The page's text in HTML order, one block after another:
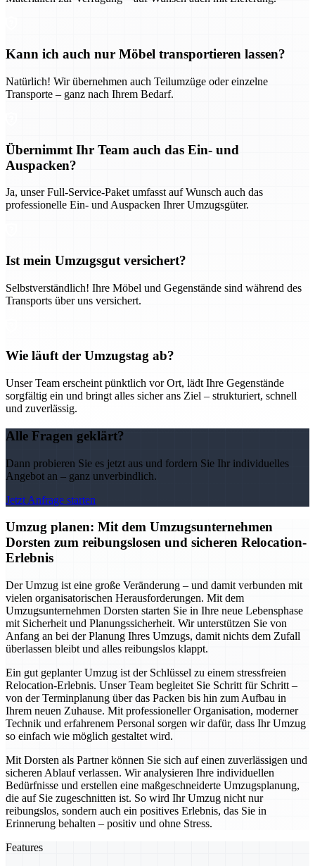
Kann ich auch nur Möbel transportieren lassen?
Natürlich! Wir übernehmen auch Teilumzüge oder einzelne
Transporte – ganz nach Ihrem Bedarf.
Übernimmt Ihr Team auch das Ein- und
Auspacken?
Ja, unser Full-Service-Paket umfasst auf Wunsch auch das
professionelle Ein- und Auspacken Ihrer Umzugsgüter.
Ist mein Umzugsgut versichert?
Selbstverständlich! Ihre Möbel und Gegenstände sind während des
Transports über uns versichert.
Wie läuft der Umzugstag ab?
Unser Team erscheint pünktlich vor Ort, lädt Ihre Gegenstände
sorgfältig ein und bringt alles sicher ans Ziel – strukturiert, schnell
und zuverlässig.
Alle Fragen geklärt?
Dann probieren Sie es jetzt aus und fordern Sie Ihr individuelles
Angebot an – ganz unverbindlich.
Jetzt Anfrage starten
Umzug planen: Mit dem Umzugsunternehmen
Dorsten zum reibungslosen und sicheren Relocation-
Erlebnis
Der Umzug ist eine große Veränderung – und damit verbunden mit
vielen organisatorischen Herausforderungen. Mit dem
Umzugsunternehmen Dorsten starten Sie in Ihre neue Lebensphase
mit Sicherheit und Planungssicherheit. Wir unterstützen Sie von
Anfang an bei der Planung Ihres Umzugs, damit nichts dem Zufall
überlassen bleibt und alles reibungslos klappt.
Ein gut geplanter Umzug ist der Schlüssel zu einem stressfreien
Relocation-Erlebnis. Unser Team begleitet Sie Schritt für Schritt –
von der Terminplanung über das Packen bis hin zum Aufbau in
Ihrem neuen Zuhause. Mit professioneller Organisation, moderner
Technik und erfahrenem Personal sorgen wir dafür, dass Ihr Umzug
so einfach wie möglich gestaltet wird.
Mit Dorsten als Partner können Sie sich auf einen zuverlässigen und
sicheren Ablauf verlassen. Wir analysieren Ihre individuellen
Bedürfnisse und erstellen eine maßgeschneiderte Umzugsplanung,
die auf Sie zugeschnitten ist. So wird Ihr Umzug nicht nur
reibungslos, sondern auch ein positives Erlebnis, das Sie in
Erinnerung behalten – positiv und ohne Stress.
Features